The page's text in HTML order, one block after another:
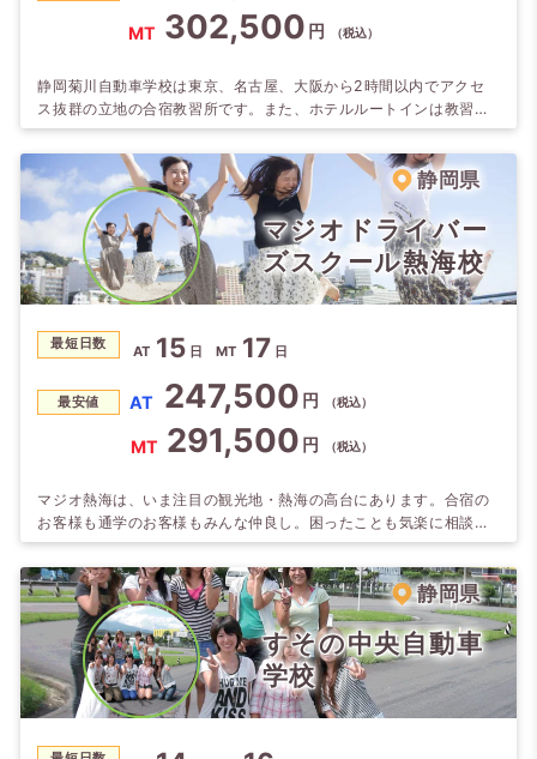
MT 302,500 円 （税込）
静岡菊川自動車学校は東京、名古屋、大阪から2時間以内でアクセ
ス抜群の立地の合宿教習所です。また、ホテルルートインは教習所
から歩いて6 分、くれたけインは教習所の目の前で、時間を有効に
使えます。周辺にもファーストフード店やコンビニもありすごく便
利な環境です。広々とした教習コースでスタッフもアットホームで
あたたかい人達ばかりで、楽しくのびのびと教習できます。
静岡県
マジオドライバー
ズスクール熱海校
最短日数 AT 15 日 MT 17 日
最安値 AT 247,500 円 （税込）
MT 291,500 円 （税込）
マジオ熱海は、いま注目の観光地・熱海の高台にあります。合宿の
お客様も通学のお客様もみんな仲良し。困ったことも気楽に相談で
きるアットホームな雰囲気です。 空き時間は熱海の街でグルメや観
光スポットを満喫。旅行気分を楽しみながら、運転技術が身につき
ます。 ●来宮神社・伊豆山神社は観光スポットとして人気急上昇。
SNS映えする地元グルメも盛りだくさん。 ●熱海海上花火大会も毎
年大人気！ 【開催予定】2026…
静岡県
すその中央自動車
学校